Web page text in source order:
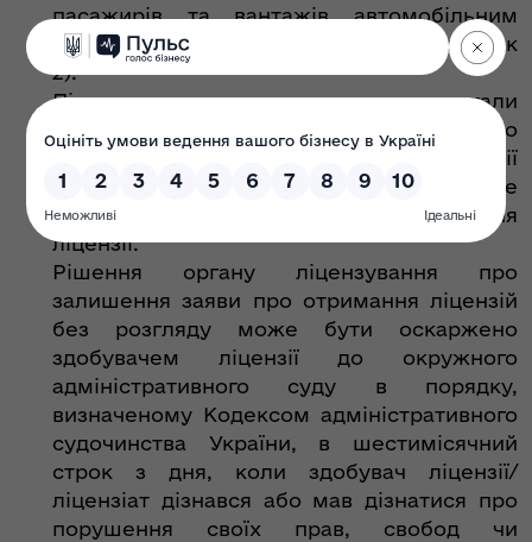
пасажирів та вантажів автомобільним
транспортом, згідно з переліком (додаток
2).
Після усунення причин, що стали
підставою для прийняття рішення про
залишення заяви про отримання ліцензії
без розгляду, здобувач ліцензії може
повторно подати заяву про отримання
ліцензії.
Рішення органу ліцензування про
залишення заяви про отримання ліцензій
без розгляду може бути оскаржено
здобувачем ліцензії до окружного
адміністративного суду в порядку,
визначеному Кодексом адміністративного
судочинства України, в шестимісячний
строк з дня, коли здобувач ліцензії/
ліцензіат дізнався або мав дізнатися про
порушення своїх прав, свобод чи